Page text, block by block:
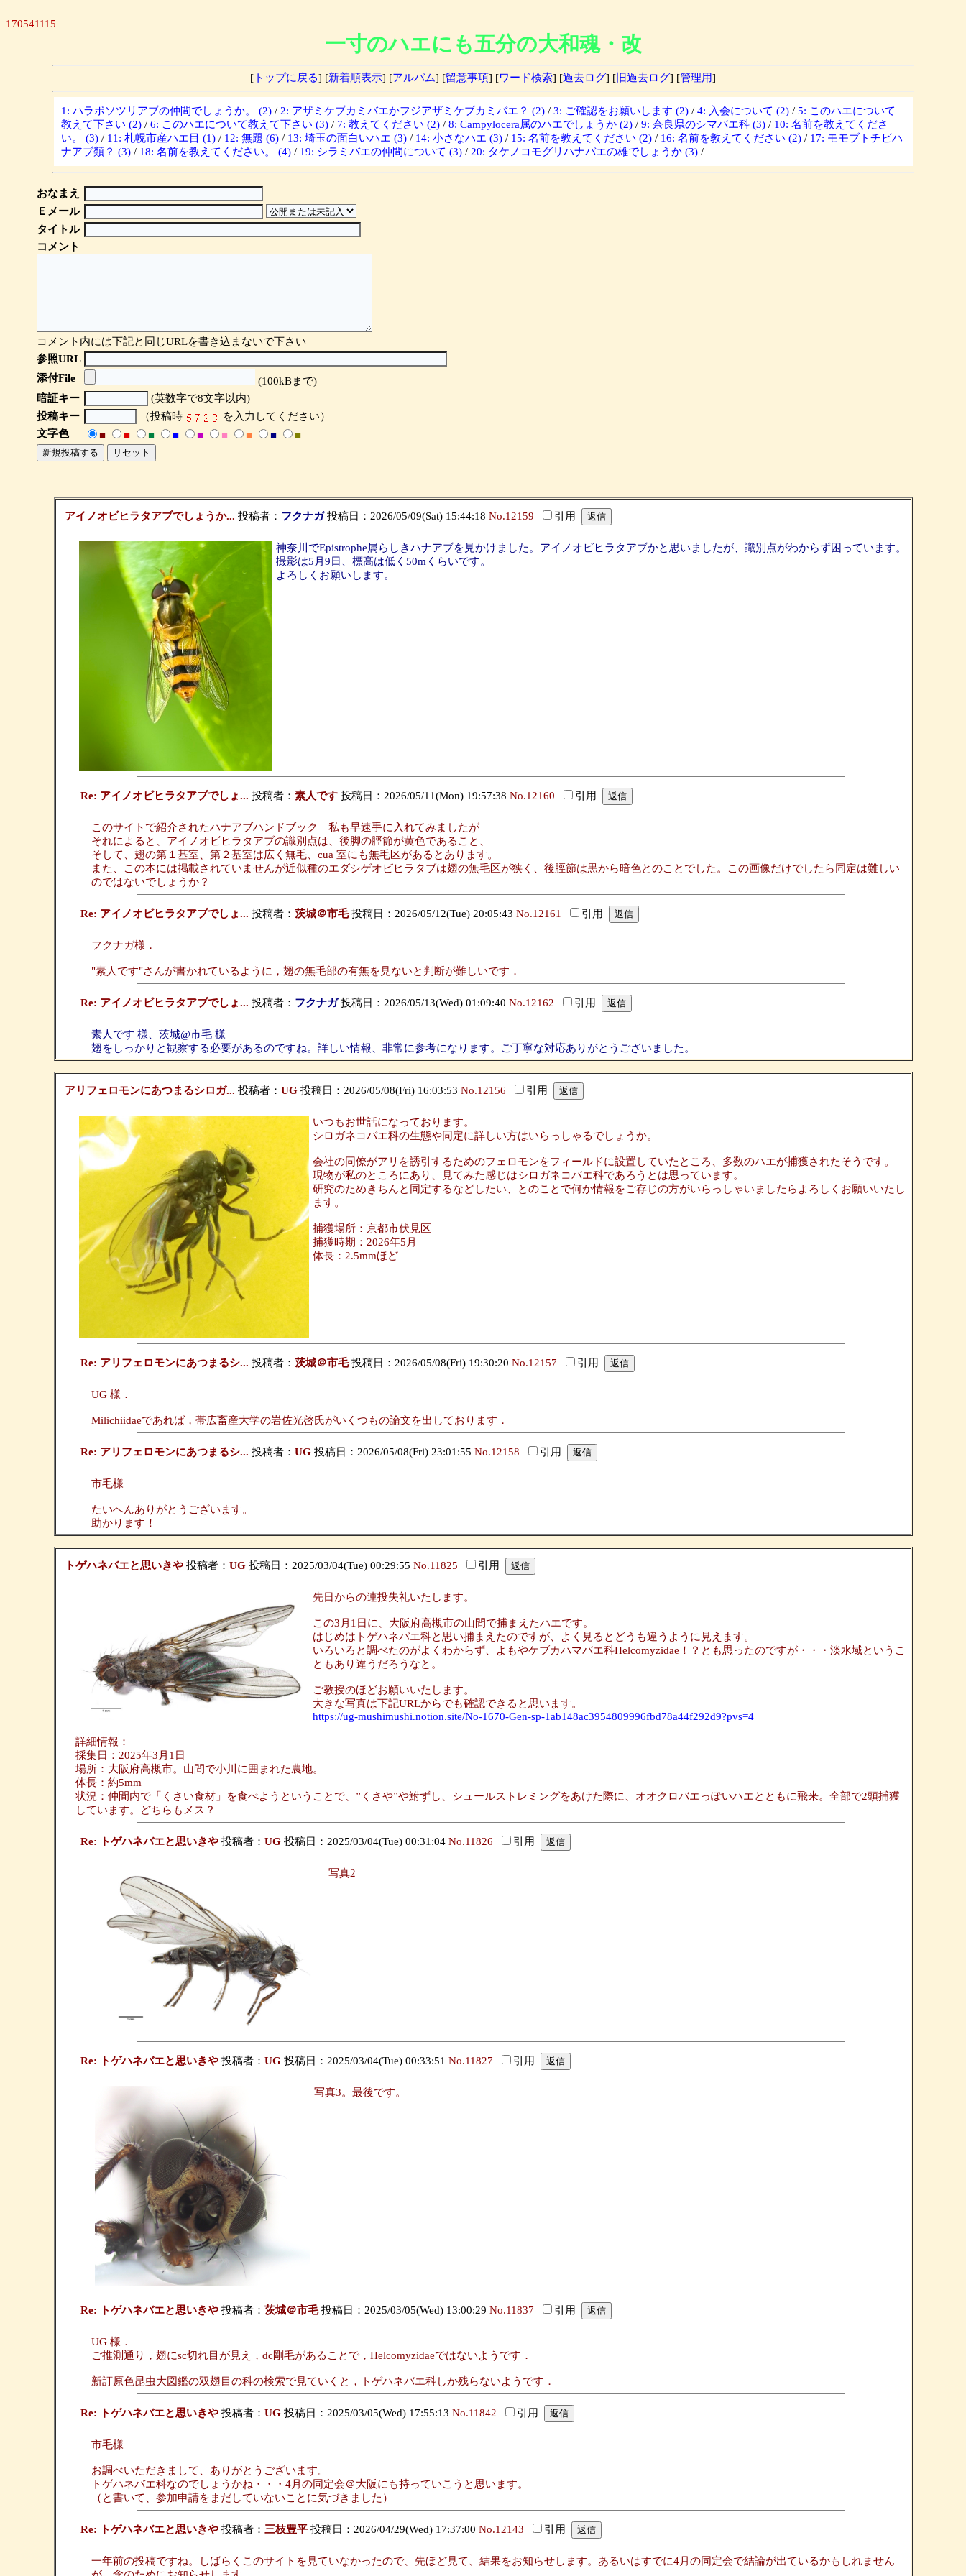
170541115
一寸のハエにも五分の大和魂・改
[ トップに戻る] [新着順表示] [アルバム] [留意事項] [ワード検索] [過去ログ] [ 旧過去ログ] [管理用]
1: ハラボソツリアブの仲間でしょうか。 (2) / 2: アザミケブカミバエかフジアザミケブカミバエ？ (2) / 3: ご確認をお願いします (2) / 4: 入会について (2) / 5: このハエについて
教えて下さい (2) / 6: このハエについて教えて下さい (3) / 7: 教えてください (2) / 8: Campylocera属のハエでしょうか (2) / 9: 奈良県のシマバエ科 (3) / 10: 名前を教えてくださ
い。 (3) / 11: 札幌市産ハエ目 (1) / 12: 無題 (6) / 13: 埼玉の面白いハエ (3) / 14: 小さなハエ (3) / 15: 名前を教えてください (2) / 16: 名前を教えてください (2) / 17: モモブトチビハ
ナアブ類？ (3) / 18: 名前を教えてください。 (4) / 19: シラミバエの仲間について (3) / 20: タケノコモグリハナバエの雄でしょうか (3) /
おなまえ
Ｅメール
タイトル
コメント
コメント内には下記と同じURLを書き込まないで下さい
参照URL
添付File
(100kBまで)
暗証キー
(英数字で8文字以内)
投稿キー
（投稿時
を入力してください）
文字色
■ ■ ■ ■ ■ ■ ■ ■ ■
アイノオビヒラタアブでしょうか... 投稿者： フクナガ投稿日：2026/05/09(Sat) 15:44:18 No.12159 引用
神奈川でEpistrophe属らしきハナアブを見かけました。アイノオビヒラタアブかと思いましたが、識別点がわからず困っています。
撮影は5月9日、標高は低く50mくらいです。
よろしくお願いします。
Re: アイノオビヒラタアブでしょ... 投稿者： 素人です投稿日：2026/05/11(Mon) 19:57:38 No.12160 引用
このサイトで紹介されたハナアブハンドブック 私も早速手に入れてみましたが
それによると、アイノオビヒラタアブの識別点は、後脚の脛節が黄色であること、
そして、翅の第１基室、第２基室は広く無毛、cua 室にも無毛区があるとあります。
また、この本には掲載されていませんが近似種のエダシゲオビヒラタブは翅の無毛区が狭く、後脛節は黒から暗色とのことでした。この画像だけでしたら同定は難しい
のではないでしょうか？
Re: アイノオビヒラタアブでしょ... 投稿者： 茨城＠市毛投稿日：2026/05/12(Tue) 20:05:43 No.12161 引用
フクナガ様．
"素人です"さんが書かれているように，翅の無毛部の有無を見ないと判断が難しいです．
Re: アイノオビヒラタアブでしょ... 投稿者： フクナガ投稿日：2026/05/13(Wed) 01:09:40 No.12162 引用
素人です 様、茨城@市毛 様
翅をしっかりと観察する必要があるのですね。詳しい情報、非常に参考になります。ご丁寧な対応ありがとうございました。
アリフェロモンにあつまるシロガ... 投稿者： UG投稿日：2026/05/08(Fri) 16:03:53 No.12156 引用
いつもお世話になっております。
シロガネコバエ科の生態や同定に詳しい方はいらっしゃるでしょうか。
会社の同僚がアリを誘引するためのフェロモンをフィールドに設置していたところ、多数のハエが捕獲されたそうです。
現物が私のところにあり、見てみた感じはシロガネコバエ科であろうとは思っています。
研究のためきちんと同定するなどしたい、とのことで何か情報をご存じの方がいらっしゃいましたらよろしくお願いいたし
ます。
捕獲場所：京都市伏見区
捕獲時期：2026年5月
体長：2.5mmほど
Re: アリフェロモンにあつまるシ... 投稿者： 茨城＠市毛投稿日：2026/05/08(Fri) 19:30:20 No.12157 引用
UG 様．
Milichiidaeであれば，帯広畜産大学の岩佐光啓氏がいくつもの論文を出しております．
Re: アリフェロモンにあつまるシ... 投稿者： UG投稿日：2026/05/08(Fri) 23:01:55 No.12158 引用
市毛様
たいへんありがとうございます。
助かります！
トゲハネバエと思いきや投稿者： UG投稿日：2025/03/04(Tue) 00:29:55 No.11825 引用
先日からの連投失礼いたします。
この3月1日に、大阪府高槻市の山間で捕まえたハエです。
はじめはトゲハネバエ科と思い捕まえたのですが、よく見るとどうも違うように見えます。
いろいろと調べたのがよくわからず、よもやケブカハマバエ科Helcomyzidae！？とも思ったのですが・・・淡水域というこ
ともあり違うだろうなと。
ご教授のほどお願いいたします。
大きな写真は下記URLからでも確認できると思います。
https://ug-mushimushi.notion.site/No-1670-Gen-sp-1ab148ac3954809996fbd78a44f292d9?pvs=4
詳細情報：
採集日：2025年3月1日
場所：大阪府高槻市。山間で小川に囲まれた農地。
体長：約5mm
状況：仲間内で「くさい食材」を食べようということで、”くさや”や鮒ずし、シュールストレミングをあけた際に、オオクロバエっぽいハエとともに飛来。全部で2頭捕獲
しています。どちらもメス？
Re: トゲハネバエと思いきや投稿者： UG投稿日：2025/03/04(Tue) 00:31:04 No.11826 引用
写真2
Re: トゲハネバエと思いきや投稿者： UG投稿日：2025/03/04(Tue) 00:33:51 No.11827 引用
写真3。最後です。
Re: トゲハネバエと思いきや投稿者： 茨城＠市毛投稿日：2025/03/05(Wed) 13:00:29 No.11837 引用
UG 様．
ご推測通り，翅にsc切れ目が見え，dc剛毛があることで，Helcomyzidaeではないようです．
新訂原色昆虫大図鑑の双翅目の科の検索で見ていくと，トゲハネバエ科しか残らないようです．
Re: トゲハネバエと思いきや投稿者： UG投稿日：2025/03/05(Wed) 17:55:13 No.11842 引用
市毛様
お調べいただきまして、ありがとうございます。
トゲハネバエ科なのでしょうかね・・・4月の同定会＠大阪にも持っていこうと思います。
（と書いて、参加申請をまだしていないことに気づきました）
Re: トゲハネバエと思いきや投稿者： 三枝豊平投稿日：2026/04/29(Wed) 17:37:00 No.12143 引用
一年前の投稿ですね。しばらくこのサイトを見ていなかったので、先ほど見て、結果をお知らせします。あるいはすでに4月の同定会で結論が出ているかもしれません